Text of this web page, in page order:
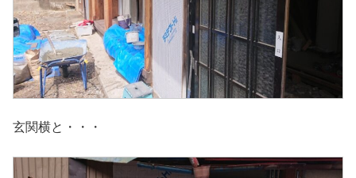
玄関横と・・・